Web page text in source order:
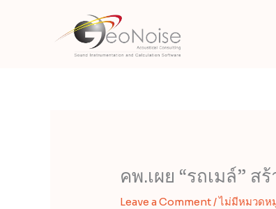
คพ.เผย “รถเมล์”
Leave a Comment/ไม่มีหมวดห